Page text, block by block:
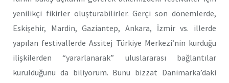
yenilikçi fikirler oluşturabilirler. Gerçi son dönemlerde,
Eskişehir, Mardin, Gaziantep, Ankara, İzmir vs. illerde
yapılan festivallerde Assitej Türkiye Merkezi’nin kurduğu
ilişkilerden “yararlanarak” uluslararası bağlantılar
kurulduğunu da biliyorum. Bunu bizzat Danimarka’daki